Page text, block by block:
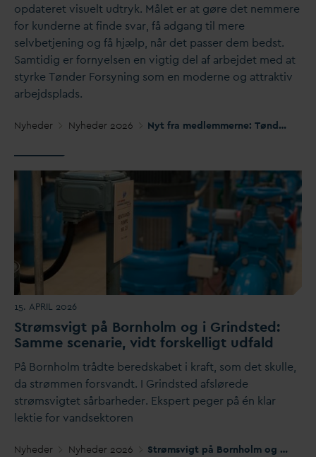
opdateret visuelt udtryk. Målet er at gøre det nemmere
for kunderne at finde svar, få adgang til mere
selvbetjening og få hjælp, når det passer dem bedst.
Samtidig er fornyelsen en vigtig del af arbejdet med at
styrke Tønder Forsyning som en moderne og attraktiv
arbejdsplads.
Nyheder Nyheder 2026 Nyt fra medlemmerne: Tønder Forsyning gør det lettere at være kunde
15. APRIL 2026
Strømsvigt på Bornholm og i Grindsted:
Samme scenarie, vidt forskelligt udfald
På Bornholm trådte beredskabet i kraft, som det skulle,
da strømmen forsvandt. I Grindsted afslørede
strømsvigtet sårbarheder. Ekspert peger på én klar
lektie for vandsektoren
Nyheder Nyheder 2026 Strømsvigt på Bornholm og i Grindsted: Samme scenarie, vidt forskelligt udfald